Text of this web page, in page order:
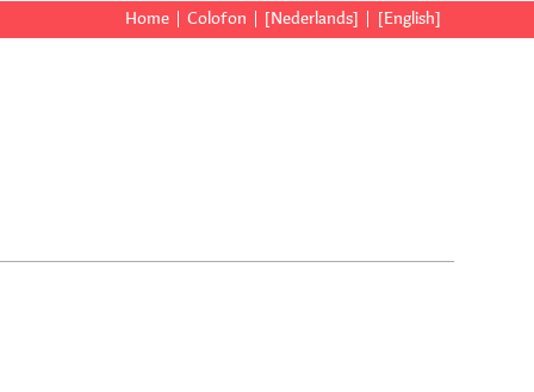
Home Colofon [Nederlands] [English]